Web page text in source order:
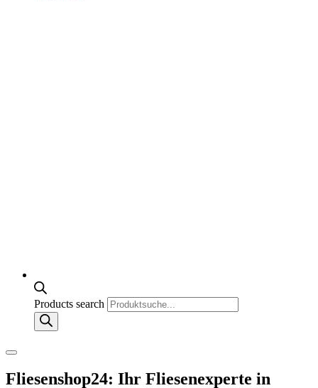
Products search
Fliesenshop24: Ihr Fliesenexperte in